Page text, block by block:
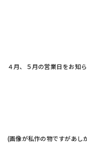
４月、５月の営業日をお知
(画像が私作の物ですがあし